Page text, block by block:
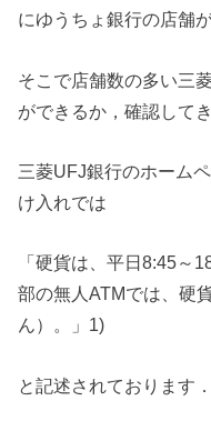
にゆうちょ銀行の店舗
そこで店舗数の多い三
ができるか，確認して
三菱UFJ銀行のホーム
け入れでは
「硬貨は、平日8:45～
部の無人ATMでは、硬
ん）。」1)
と記述されております．